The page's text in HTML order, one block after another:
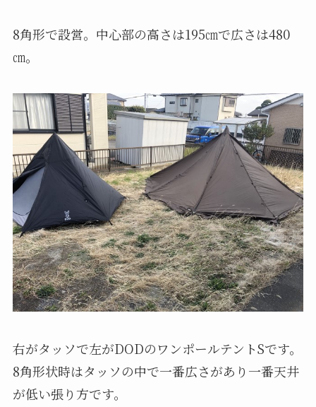
8角形で設営。中心部の高さは195㎝で広さは480
㎝。
右がタッソで左がDODのワンポールテントSです。
8角形状時はタッソの中で一番広さがあり一番天井
が低い張り方です。